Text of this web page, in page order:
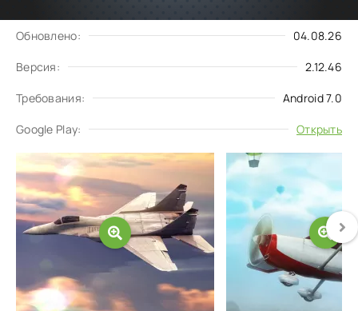
Обновлено: 04.08.26
Версия: 2.12.46
Требования: Android 7.0
Google Play: Открыть